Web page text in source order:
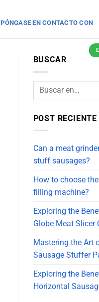
PÓNGASE EN CONTACTO CON
BUSCAR
POST RECIENTE
Can a meat
stuff sausages?
How to choose
filling machine?
Exploring the
Globe Meat Slicer
Mastering the Art
Sausage Stuffer
Exploring the
Horizontal